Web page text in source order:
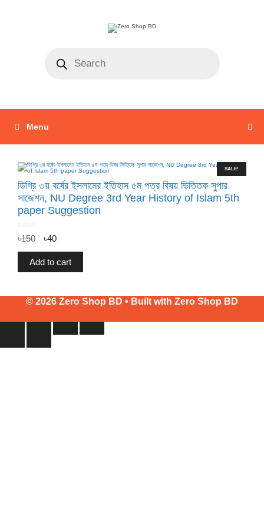
Menu
SALE!
ডিগ্রি ৩য় বর্ষের ইসলামের ইতিহাস ৫ম পত্র বিষয় ভিত্তিক সুপার
সাজেশন, NU Degree 3rd Year History of Islam 5th
paper Suggestion
o
u
o
৳150 ৳40
Add to cart
© 2026 Zero Shop BD • Built with Zero Shop BD